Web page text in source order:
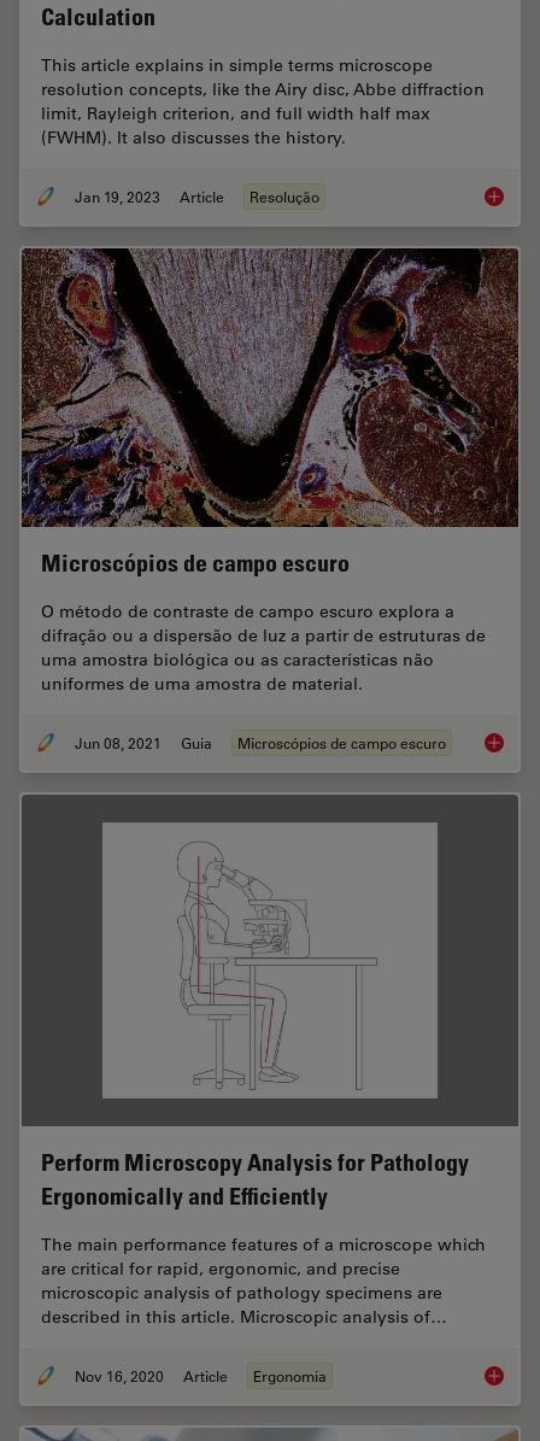
Calculation
This article explains in simple terms microscope
resolution concepts, like the Airy disc, Abbe diffraction
limit, Rayleigh criterion, and full width half max
(FWHM). It also discusses the history.
Jan 19, 2023 Article Resolução
Microscópios de campo escuro
O método de contraste de campo escuro explora a
difração ou a dispersão de luz a partir de estruturas de
uma amostra biológica ou as características não
uniformes de uma amostra de material.
Jun 08, 2021 Guia Microscópios de campo escuro
Perform Microscopy Analysis for Pathology
Ergonomically and Efficiently
The main performance features of a microscope which
are critical for rapid, ergonomic, and precise
microscopic analysis of pathology specimens are
described in this article. Microscopic analysis of…
Nov 16, 2020 Article Ergonomia